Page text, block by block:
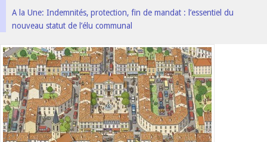
A la Une: Indemnités, protection, fin de mandat : l’essentiel du
nouveau statut de l’élu communal